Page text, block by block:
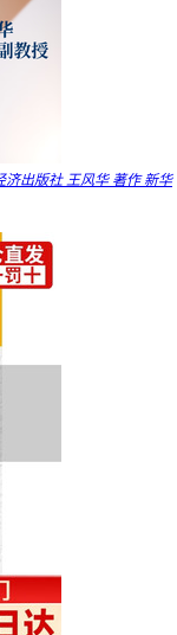
出版社 王风华 著作 新华